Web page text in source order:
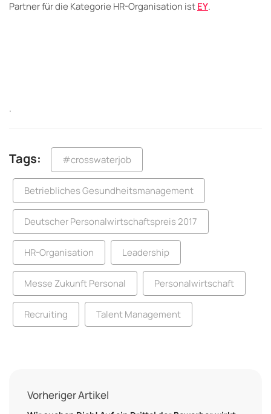
Partner für die Kategorie HR-Organisation istEY.
.
Tags: #crosswaterjob
Betriebliches Gesundheitsmanagement
Deutscher Personalwirtschaftspreis 2017
HR-Organisation Leadership
Messe Zukunft Personal Personalwirtschaft
Recruiting Talent Management
Vorheriger Artikel